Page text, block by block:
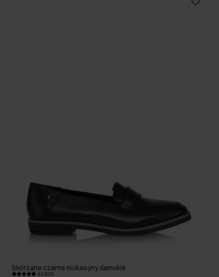
Skórzane czarne mokasyny damskie
4.9 (222)